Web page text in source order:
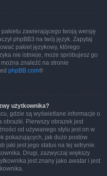
zawierającego twoją wersję
phpBB3 na twój język. Zapytaj
pakiet językowy, którego
nie istnieje, może spróbujesz go
znaleźć na stronie
phpBB.com®
użytkownika?
gdzie są wyświetlane informacje o
obrazki. Pierwszy obrazek jest
od używanego stylu jest on w
pokazujących, jak dużo postów
jaki jest jego status na tej witrynie.
Drugi, zazwyczaj większy
jest znany jako awatar i jest